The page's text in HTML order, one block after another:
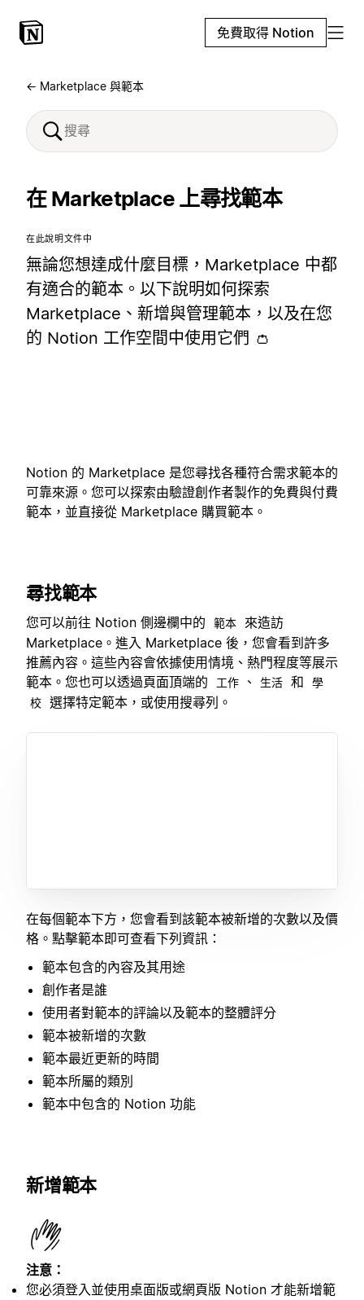
免費取得 Notion
← Marketplace 與範本
在 Marketplace 上尋找範本
在此說明文件中
無論您想達成什麼目標，Marketplace 中都
有適合的範本。以下說明如何探索
Marketplace、新增與管理範本，以及在您
的 Notion 工作空間中使用它們 👛
Notion 的 Marketplace 是您尋找各種符合需求範本的
可靠來源。您可以探索由驗證創作者製作的免費與付費
範本，並直接從 Marketplace 購買範本。
尋找範本
您可以前往 Notion 側邊欄中的 範本
來造訪
Marketplace。進入 Marketplace 後，您會看到許多
推薦內容。這些內容會依據使用情境、熱門程度等展示
範本。您也可以透過頁面頂端的
工作 、 生活 和
學
校 選擇特定範本，或使用搜尋列。
在每個範本下方，您會看到該範本被新增的次數以及價
格。點擊範本即可查看下列資訊：
範本包含的內容及其用途
創作者是誰
使用者對範本的評論以及範本的整體評分
範本被新增的次數
範本最近更新的時間
範本所屬的類別
範本中包含的 Notion 功能
新增範本
注意：
您必須登入並使用桌面版或網頁版 Notion 才能新增範